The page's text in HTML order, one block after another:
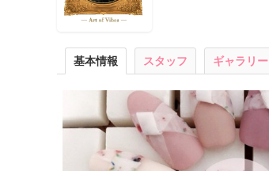
基本情報 スタッフ ギャラリー